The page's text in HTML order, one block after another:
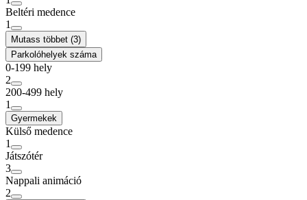
Beltéri medence
1
Mutass többet (3)
Parkolóhelyek száma
0-199 hely
2
200-499 hely
1
Gyermekek
Külső medence
1
Játszótér
3
Nappali animáció
2